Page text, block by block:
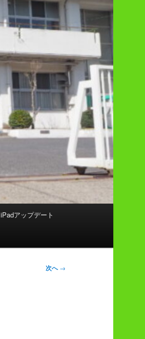
iPadアップデート
次へ→